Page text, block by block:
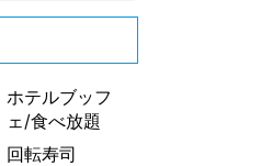
ホテルブッフ
ェ/食べ放題
回転寿司